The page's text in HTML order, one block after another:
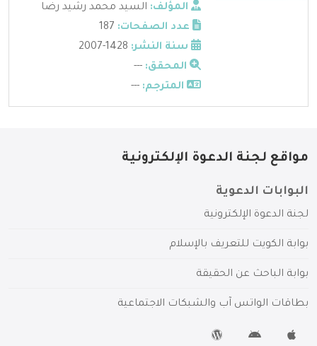
المؤلف: السيد محمد رشيد رضا
عدد الصفحات:
سنة النشر:
المحقق: ---
المترجم: ---
مواقع لجنة الدعوة الإلكترونية
البوابات الدعوية
لجنة الدعوة الإلكترونية
بوابة الكويت للتعريف بالإسلام
بوابة الباحث عن الحقيقة
بطاقات الواتس آب والشبكات الاجتماعية